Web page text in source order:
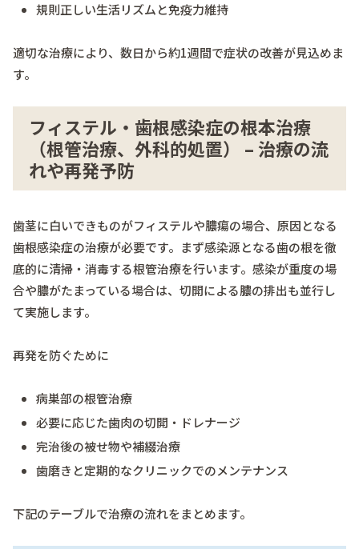
規則正しい生活リズムと免疫力維持
適切な治療により、数日から約1週間で症状の改善が見込めま
す。
フィステル・歯根感染症の根本治療
（根管治療、外科的処置） – 治療の流
れや再発予防
歯茎に白いできものがフィステルや膿瘍の場合、原因となる
歯根感染症の治療が必要です。まず感染源となる歯の根を徹
底的に清掃・消毒する根管治療を行います。感染が重度の場
合や膿がたまっている場合は、切開による膿の排出も並行し
て実施します。
再発を防ぐために
病巣部の根管治療
必要に応じた歯肉の切開・ドレナージ
完治後の被せ物や補綴治療
歯磨きと定期的なクリニックでのメンテナンス
下記のテーブルで治療の流れをまとめます。